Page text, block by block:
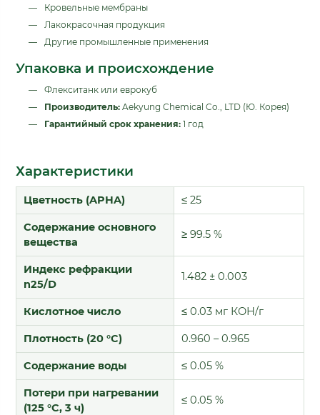
Кровельные мембраны
Лакокрасочная продукция
Другие промышленные применения
Упаковка и происхождение
Флекситанк или еврокуб
Производитель: Aekyung Chemical Co., LTD (Ю. Корея)
Гарантийный срок хранения: 1 год
Характеристики
Цветность (APHA) ≤ 25
Содержание основного
вещества
≥ 99.5 %
Индекс рефракции
n25/D
1.482 ± 0.003
Кислотное число ≤ 0.03 мг КОН/г
Плотность (20 °C) 0.960 – 0.965
Содержание воды ≤ 0.05 %
Потери при нагревании
(125 °C, 3 ч)
≤ 0.05 %